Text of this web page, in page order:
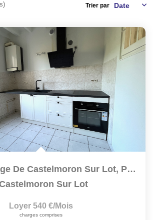
PROPRIÉTAIRE
Trier par
Dans Le Village De Castelmoron Sur Lot, Proche De Toutes...
Sur Lot
Loyer 540 €/mois
charges comprises